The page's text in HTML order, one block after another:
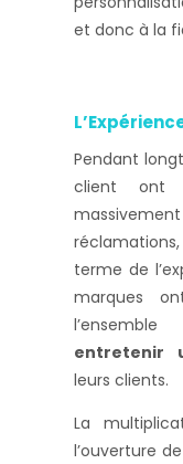
et donc à la
Pendant
client ont
terme de
marques
entretenir
leurs clients.
La
l’ouverture